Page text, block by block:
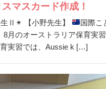
マスカード作成！
Ⅱ✴︎ 【小野先生】
国際こ
8月のオーストラリア保育実
実習では、Aussie k […]